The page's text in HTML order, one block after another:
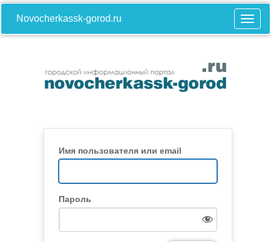
Novocherkassk-gorod.ru
Имя пользователя или email
Пароль